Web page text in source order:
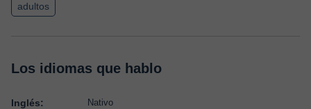
adultos
Los idiomas que hablo
Inglés: Nativo